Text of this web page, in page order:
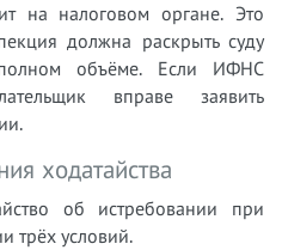
на налоговом органе. Это
должна раскрыть суду
объёме. Если ИФНС
вправе заявить
ходатайства
об истребовании при
трёх условий.